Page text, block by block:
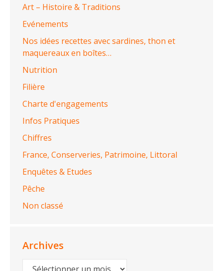
Art – Histoire & Traditions
Evénements
Nos idées recettes avec sardines, thon et
maquereaux en boîtes…
Nutrition
Filière
Charte d'engagements
Infos Pratiques
Chiffres
France, Conserveries, Patrimoine, Littoral
Enquêtes & Etudes
Pêche
Non classé
Archives
Archives